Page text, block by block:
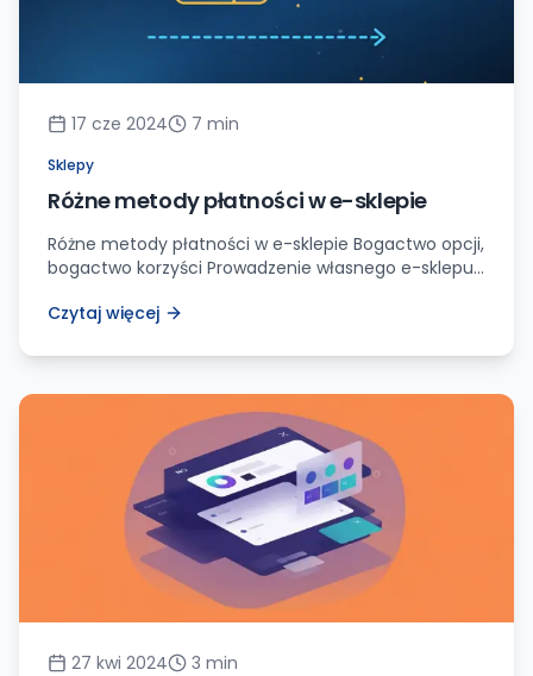
17 cze 2024 7 min
Sklepy
Różne metody płatności w e-sklepie
Różne metody płatności w e-sklepie Bogactwo opcji,
bogactwo korzyści Prowadzenie własnego e-sklepu
szczegółów – od atrakcyjnego wyglądu witryny,
niezawodne procesy obsługi klienta. Jednym z
powodzenie Twojego internetowego biznesu, jest
system płatności. Dlatego dziś przyjrzymy […]
Czytaj więcej
27 kwi 2024 3 min